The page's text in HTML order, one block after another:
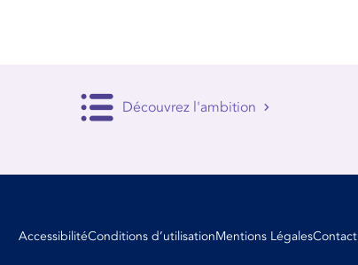
Découvrez l'ambition
AccessibilitéConditions d’utilisationMentions LégalesContact